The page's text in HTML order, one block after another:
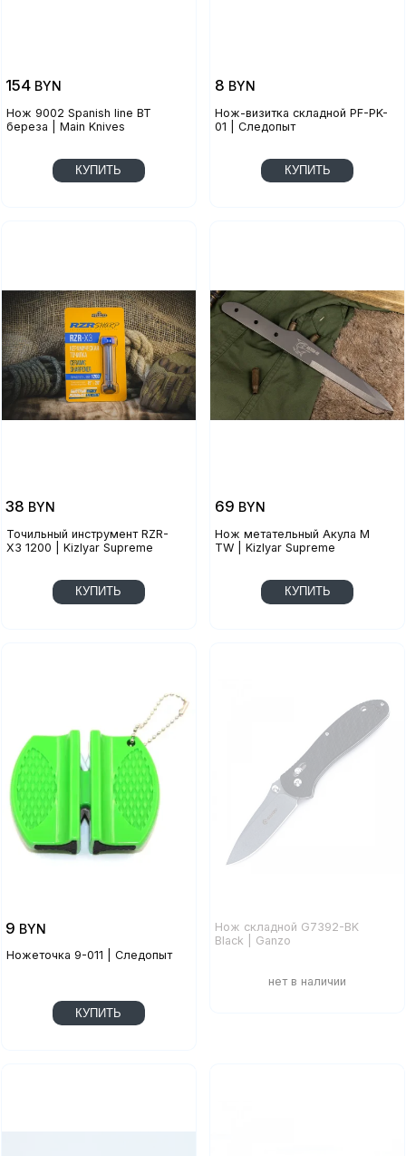
Нож 9002 Spanish line BT
береза | Main Knives
154 BYN
КУПИТЬ
Нож-визитка складной PF-PK-
01 | Следопыт
8 BYN
КУПИТЬ
Точильный инструмент RZR-
X3 1200 | Kizlyar Supreme
38 BYN
КУПИТЬ
Нож метательный Акула М
TW | Kizlyar Supreme
69 BYN
КУПИТЬ
Ножеточка 9-011 | Следопыт
9 BYN
КУПИТЬ
Нож складной G7392-BK
Black | Ganzo